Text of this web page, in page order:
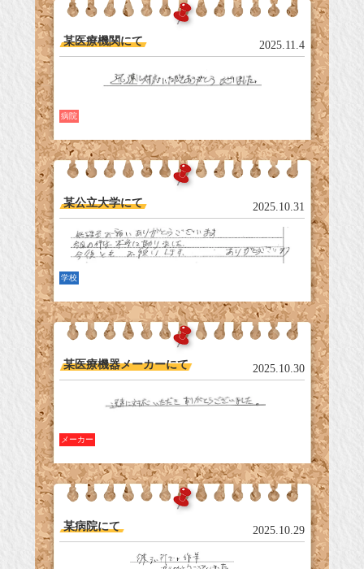
某医療機関にて 2025.11.4
病院
某公立大学にて 2025.10.31
学校
某医療機器メーカーにて 2025.10.30
メーカー
某病院にて 2025.10.29